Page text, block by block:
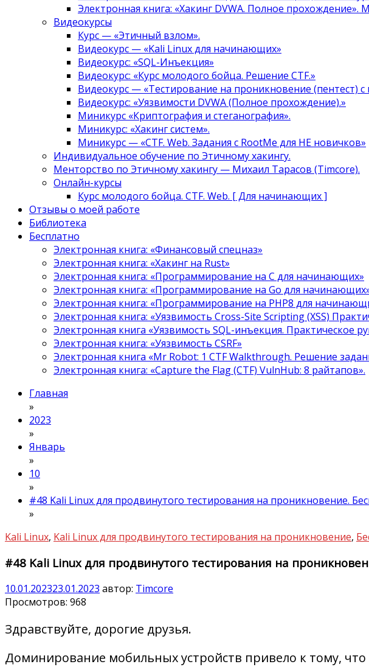
Электронная книга: «Хакинг DVWA. Полное прохождение».
Видеокурсы
Курс — «Этичный взлом».
Видеокурс — «Kali Linux для начинающих»
Видеокурс: «SQL-Инъекция»
Видеокурс: «Курс молодого бойца. Решение CTF.»
Видеокурс — «Тестирование на проникновение (пентест)
Видеокурс: «Уязвимости DVWA (Полное прохождение).»
Миникурс «Криптография и стеганография».
Миникурс: «Хакинг систем».
Миникурс — «CTF. Web. Задания с RootMe для НЕ новичков»
Индивидуальное обучение по Этичному хакингу.
Менторство по Этичному хакингу — Михаил Тарасов (Timcore).
Онлайн-курсы
Курс молодого бойца. CTF. Web. [ Для начинающих ]
Отзывы о моей работе
Библиотека
Бесплатно
Электронная книга: «Финансовый спецназ»
Электронная книга: «Хакинг на Rust»
Электронная книга: «Программирование на C для начинающих»
Электронная книга: «Программирование на Go для
Электронная книга: «Программирование на PHP8 для
Электронная книга: «Уязвимость Cross-Site Scripting (XSS)
Электронная книга «Уязвимость SQL-инъекция. Практическое
Электронная книга: «Уязвимость CSRF»
Электронная книга «Mr Robot: 1 CTF Walkthrough. Решение
Электронная книга: «Capture the Flag (CTF) VulnHub: 8 райтапов».
Главная
»
2023
»
Январь
»
10
»
#48 Kali Linux для продвинутого тестирования на проникновение.
»
Kali Linux, Kali Linux для продвинутого тестирования на проникновение,
#48 Kali Linux для продвинутого тестирования на
10.01.202323.01.2023 автор: Timcore
Просмотров: 968
Здравствуйте, дорогие друзья.
Доминирование мобильных устройств привело к тому,